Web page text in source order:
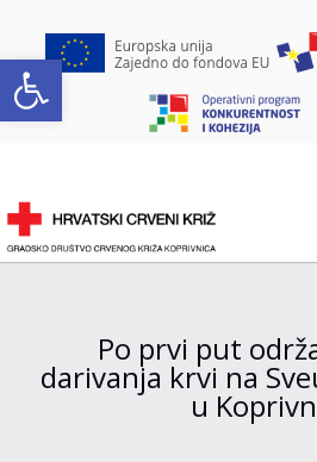
Open toolbar
Po prvi put
darivanja krvi na
u